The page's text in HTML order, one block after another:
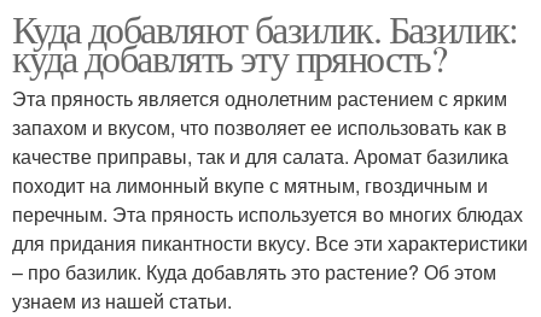
Куда добавляют базилик. Базилик:
куда добавлять эту пряность?
Эта пряность является однолетним растением с ярким
запахом и вкусом, что позволяет ее использовать как в
качестве приправы, так и для салата. Аромат базилика
походит на лимонный вкупе с мятным, гвоздичным и
перечным. Эта пряность используется во многих блюдах
для придания пикантности вкусу. Все эти характеристики
– про базилик. Куда добавлять это растение? Об этом
узнаем из нашей статьи.